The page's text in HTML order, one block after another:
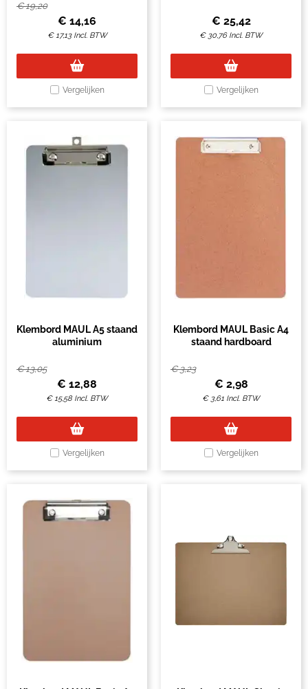
€19,20
€ 14,16
€17,13 Incl. BTW
Vergelijken
€ 25,42
€ 30,76 Incl. BTW
Vergelijken
Klembord MAUL A5 staand
aluminium
€13,05
€ 12,88
€15,58 Incl. BTW
Vergelijken
Klembord MAUL Basic A4
staand hardboard
€3,23
€ 2,98
€ 3,61 Incl. BTW
Vergelijken